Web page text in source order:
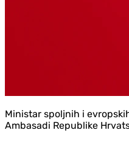
Ministar spoljnih i
Ambasadi Republike